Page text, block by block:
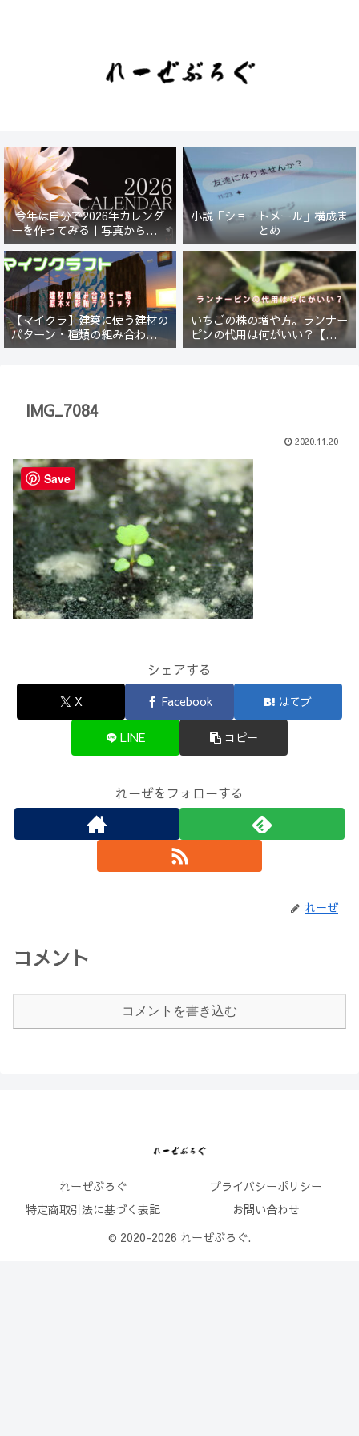
今年は自分で2026年カレンダ
ーを作ってみる｜写真から始ま
る小さなプロジェクト【一灯
花】
小説「ショートメール」構成ま
とめ
【マイクラ】建築に使う建材の
パターン・種類の組み合わせ一
覧！原木×彩釉テラコッタ編
いちごの株の増や方。ランナー
ピンの代用は何がいい？【５年
放置したイチゴは復活するの
IMG_7084
2020.11.20
シェアする
X Facebook はてブ
LINE コピー
れーぜをフォローする
れーぜ
コメント
コメントを書き込む
れーぜぶろぐ
プライバシーポリシー
特定商取引法に基づく表記
お問い合わせ
© 2020-2026 れーぜぶろぐ.
Save